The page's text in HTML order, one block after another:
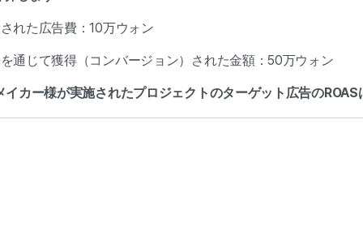
れた広告費：10万ウォン
通じて獲得（コンバージョン）された金額：50万ウォン
カー様が実施されたプロジェクトのターゲット広告の